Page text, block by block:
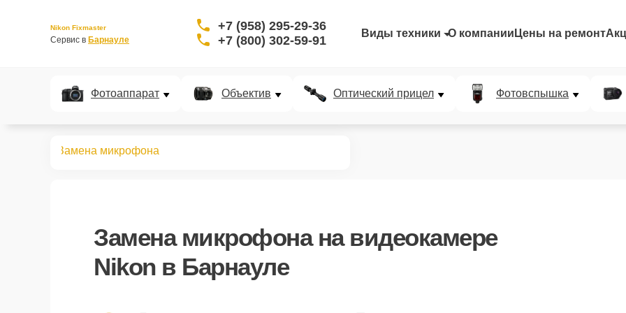
Nikon Fixmaster
Сервис в Барнауле
+7 (958) 295-29-36
+7 (800) 302-59-91
Виды техники О компании Цены на ремонт
Фотоаппарат Объектив Оптический прицел Фотовспышка
Замена микрофона
Замена микрофонана видеокамере
Nikon в Барнауле